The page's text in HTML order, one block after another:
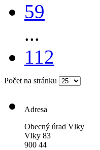
59
...
112
Počet na stránku
Adresa
Obecný úrad Vlky
Vlky 83
900 44